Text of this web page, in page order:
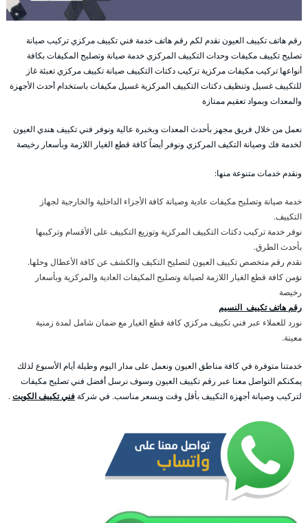
رقم هاتف تكييف العيون نقدم لكم رقم هاتف خدمة فني تكييف مركزي تركيب صيانة
تصليح تكييف مكيفات وحدات التكييف المركزي خدمة صيانة وتصليح المكيفات بكافة
أنواعها تركيب مكيفات مركزية تركيب دكتات التكييف صيانة تكييف مركزي تعبئة غاز
للتكييف غسيل وتنظيف دكتات التكييف المركزية غسيل مكيفات باستخدام أحدث الأجهزة
والمعدات وبمواد تعقيم ممتازة
نعمل من خلال فريق مجهز بأحدث المعدات وبخبرة عالية ونوفر فني تكييف هندي العيون
لخدمة فك وصيانة التكيف المركزي ونوفر أيضاً كافة قطع الغيار اللازمة وبأسعار رخيصة
ونقدم خدمات متنوعة منها:
خدمة صيانة وتصليح مكيفات عادية وصيانة كافة الأجزاء الداخلية والخارجية لجهاز
التكييف.
نوفر خدمة تركيب دكتات التكييف المركزية وتوزيع التكييف على الأقسام وتركيبها
بأحدث الطرق.
نقدم رقم متخصص تكييف العيون لتصليح التكيف والكشف عن كافة الأعطال وحلها.
نؤمن كافة قطع الغيار اللازمة لصيانة وتصليح المكيفات العادية والمركزية وبأسعار
رخيصة
رقم هاتف تكييف النسيم
نورد للعملاء عبر فني تكييف مركزي كافة قطع الغيار مع ضمان شامل لمدة زمنية
معينة.
خدمتنا متوفرة في كافة مناطق العيون ونعمل على مدار اليوم وطيلة أيام الأسبوع لذلك
يمكنكم التواصل معنا عبر رقم تكييف العيون وسوف نرسل أفضل فني تصليح مكيفات
لتركيب وصيانة أجهزة التكييف بأقل وقت وبسعر مناسب. في شركةفني تكييف الكويت.